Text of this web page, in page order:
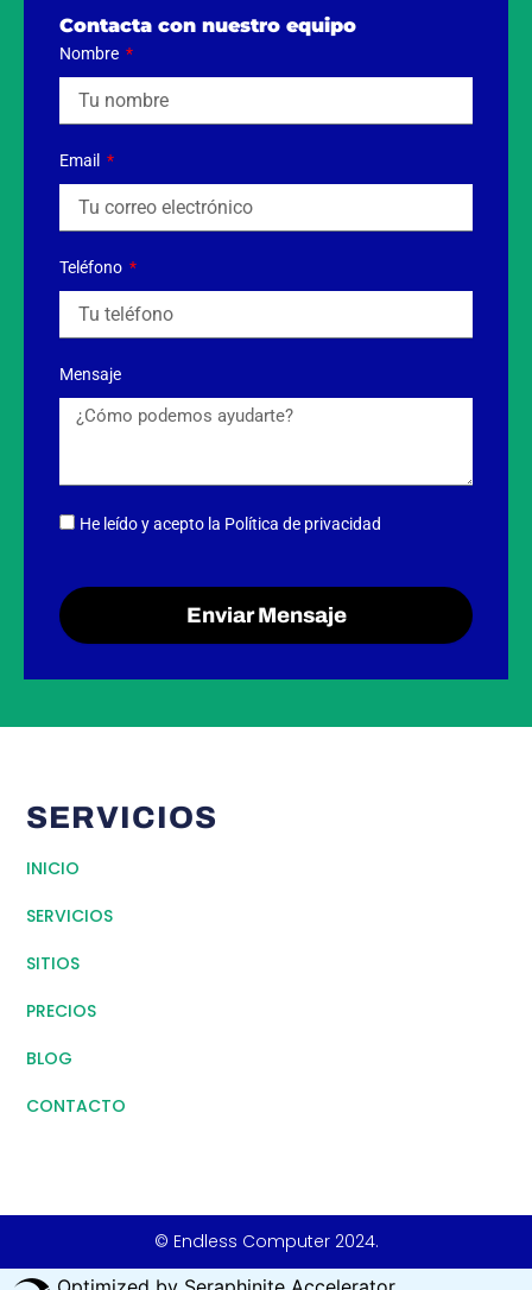
Contacta con nuestro equipo
Nombre
Email
Teléfono
Mensaje
He leído y acepto la Política de privacidad
Enviar Mensaje
SERVICIOS
INICIO
SERVICIOS
SITIOS
PRECIOS
BLOG
CONTACTO
© Endless Computer 2024.